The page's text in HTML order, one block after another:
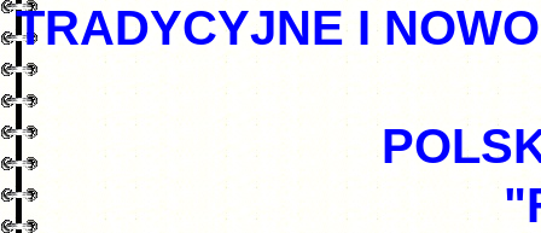
TRADYCYJNE I